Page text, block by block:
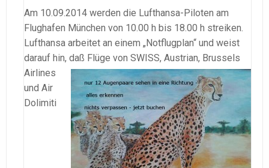
Am 10.09.2014 werden die Lufthansa-Piloten am
Flughafen München von 10.00 h bis 18.00 h streiken.
Lufthansa arbeitet an einem „Notflugplan“ und weist
darauf hin, daß Flüge von SWISS, Austrian, Brussels
Airlines
und Air
Dolimiti